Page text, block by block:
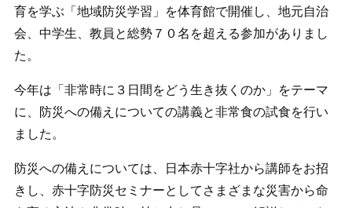
育を学ぶ「地域防災学習」を体育館で開催し、地元自治
会、中学生、教員と総勢７０名を超える参加がありまし
た。
今年は「非常時に３日間をどう生き抜くのか」をテーマ
に、防災への備えについての講義と非常食の試食を行い
ました。
防災への備えについては、日本赤十字社から講師をお招
きし、赤十字防災セミナーとしてさまざまな災害から命